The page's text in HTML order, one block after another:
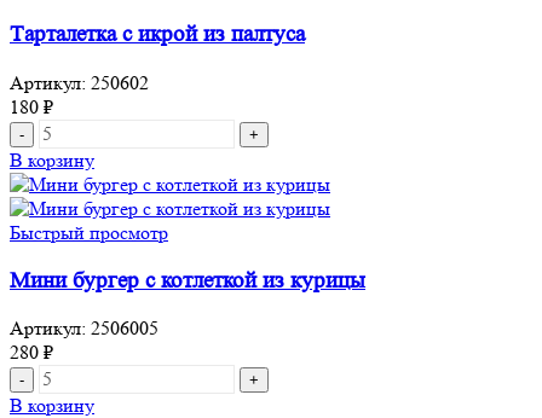
и
красной
икрой
Тарталетка с икрой из палтуса
Артикул: 250602
180 ₽
Количество
товара
Тарталетка
с
икрой
из
палтуса
В корзину
Быстрый просмотр
Мини бургер с котлеткой из курицы
Артикул: 2506005
280 ₽
Количество
товара
В корзину